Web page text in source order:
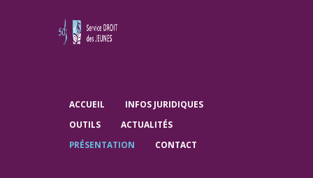
ACCUEIL
INFOS JURIDIQUES
OUTILS
ACTUALITÉS
PRÉSENTATION
CONTACT